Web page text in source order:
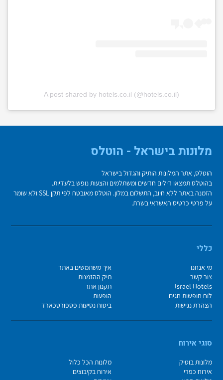
A post shared by hotels.co.il (@hotels.co.il)
מלונות בישראל - הוטלס
הוטלס, אתר המלונות הותיק והגדול בישראל
בהוטלס תמצאו דילים חדשים ומשתלמים והצעות נופש בלעדיות.
הזמנה באתר ללא חיוב, התשלום במלון. הוטלס מאובטח לפי תקן SSL ולא שומר
על פרטי כרטיס האשראי בשרת.
כללי
מי אנחנו
איך משתמשים באתר
צור קשר
תיק ההזמנות
Israel Hotels
תקנון אתר
לוח חופשות חגים
הופעות
הצהרת נגישות
ביטוח נסיעות פספורטכארד
סוגי אירוח
מלונות בוטיק
מלונות הכל כלול
אירוח כפרי
אירוח בקיבוצים